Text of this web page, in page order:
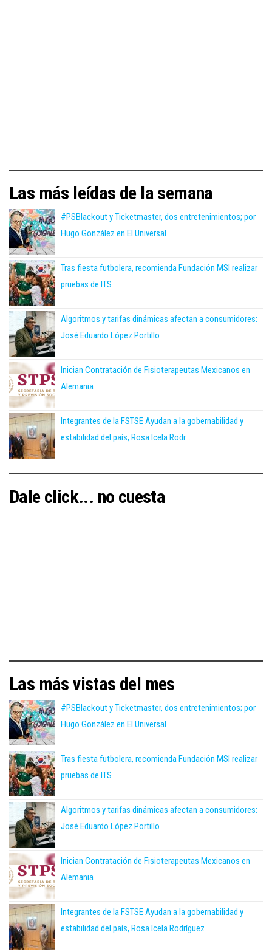
Las más leídas de la semana
#PSBlackout y Ticketmaster, dos entretenimientos; por
Hugo González en El Universal
Tras fiesta futbolera, recomienda Fundación MSI realizar
pruebas de ITS
Algoritmos y tarifas dinámicas afectan a consumidores:
José Eduardo López Portillo
Inician Contratación de Fisioterapeutas Mexicanos en
Alemania
Integrantes de la FSTSE Ayudan a la gobernabilidad y
estabilidad del país, Rosa Icela Rodr...
Dale click... no cuesta
Las más vistas del mes
#PSBlackout y Ticketmaster, dos entretenimientos; por
Hugo González en El Universal
Tras fiesta futbolera, recomienda Fundación MSI realizar
pruebas de ITS
Algoritmos y tarifas dinámicas afectan a consumidores:
José Eduardo López Portillo
Inician Contratación de Fisioterapeutas Mexicanos en
Alemania
Integrantes de la FSTSE Ayudan a la gobernabilidad y
estabilidad del país, Rosa Icela Rodríguez